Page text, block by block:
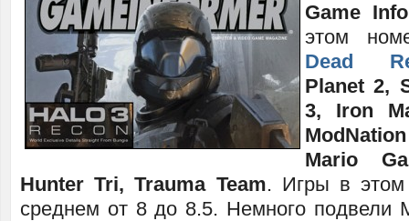
Game
этом
Dead
Planet 2,
3, Iron
Mario
Hunter Tri, Trauma Team. Игры в
среднем от 8 до 8.5. Немного подвели